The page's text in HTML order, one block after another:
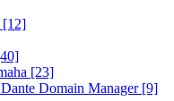
[12]
[23]
Domain Manager [9]